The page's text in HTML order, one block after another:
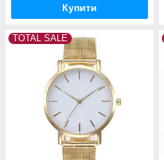
Купити
TOTAL SALE